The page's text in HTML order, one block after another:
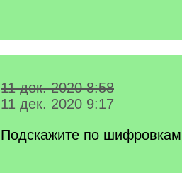
11 дек. 2020 8:58
11 дек. 2020 9:17
Подскажите по